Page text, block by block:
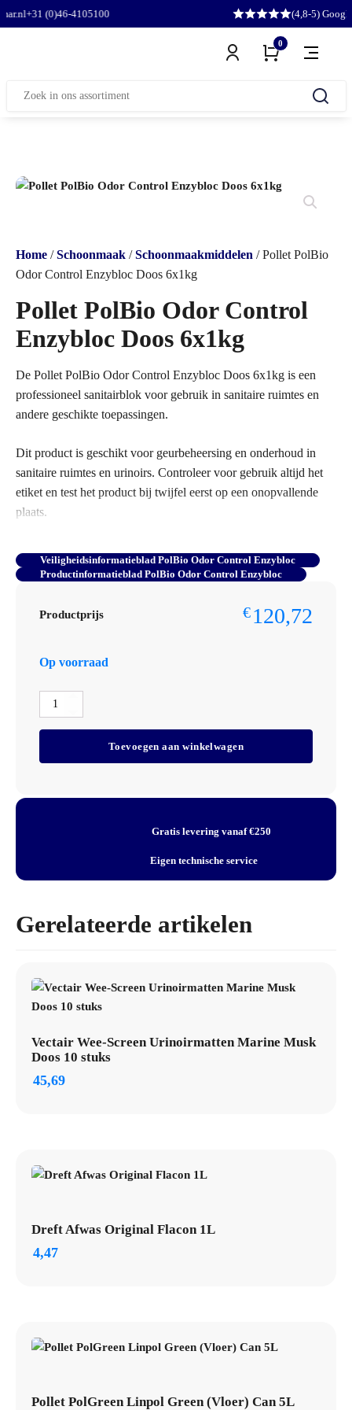
(0)46-4105100 (4,8-5) Google
0
Zoeken
Home /Schoonmaak /Schoonmaakmiddelen / Pollet PolBio
Odor Control Enzybloc Doos 6x1kg
Pollet PolBio Odor Control
Enzybloc Doos 6x1kg
De Pollet PolBio Odor Control Enzybloc Doos 6x1kg is een
professioneel sanitairblok voor gebruik in sanitaire ruimtes en
andere geschikte toepassingen.
Dit product is geschikt voor geurbeheersing en onderhoud in
sanitaire ruimtes en urinoirs. Controleer voor gebruik altijd het
etiket en test het product bij twijfel eerst op een onopvallende
plaats.
Bestelt u dit artikel in grotere aantallen of op basis van
terugkerende afname? Neem dan contact op met Omnimar voor
mee over aantallen, voorraadbeheer en zakelijke prijsafspraken.
beschikbare product- of veiligheidsinformatieblad.
Specificaties
Sanitairblok
Veiligheidsinformatieblad PolBio Odor Control Enzybloc
Productinformatieblad PolBio Odor Control Enzybloc
Productprijs €120,72
Op voorraad
Pollet
PolBio
Odor
Enzybloc
Toevoegen aan winkelwagen
Gratis levering vanaf €250
Eigen technische service
Gerelateerde artikelen
Vectair Wee-Screen Urinoirmatten Marine Musk
Doos 10 stuks
45,69
Dreft Afwas Original Flacon 1L
4,47
Pollet PolGreen Linpol Green (Vloer) Can 5L